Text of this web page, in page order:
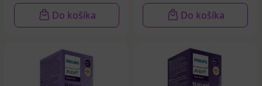
Do košíka Do košíka